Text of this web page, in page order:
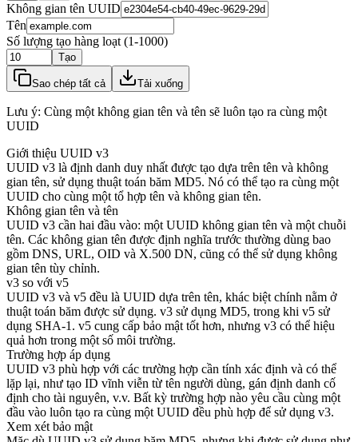
Không gian tên UUID
Tên
Số lượng tạo hàng loạt (1-1000)
Tạo
Sao chép tất cả Tải xuống
Lưu ý: Cùng một không gian tên và tên sẽ luôn tạo ra cùng một
UUID
Giới thiệu UUID v3
UUID v3 là định danh duy nhất được tạo dựa trên tên và không
gian tên, sử dụng thuật toán băm MD5. Nó có thể tạo ra cùng một
UUID cho cùng một tổ hợp tên và không gian tên.
Không gian tên và tên
UUID v3 cần hai đầu vào: một UUID không gian tên và một chuỗi
tên. Các không gian tên được định nghĩa trước thường dùng bao
gồm DNS, URL, OID và X.500 DN, cũng có thể sử dụng không
gian tên tùy chỉnh.
v3 so với v5
UUID v3 và v5 đều là UUID dựa trên tên, khác biệt chính nằm ở
thuật toán băm được sử dụng. v3 sử dụng MD5, trong khi v5 sử
dụng SHA-1. v5 cung cấp bảo mật tốt hơn, nhưng v3 có thể hiệu
quả hơn trong một số môi trường.
Trường hợp áp dụng
UUID v3 phù hợp với các trường hợp cần tính xác định và có thể
lặp lại, như tạo ID vĩnh viễn từ tên người dùng, gán định danh cố
định cho tài nguyên, v.v. Bất kỳ trường hợp nào yêu cầu cùng một
đầu vào luôn tạo ra cùng một UUID đều phù hợp để sử dụng v3.
Xem xét bảo mật